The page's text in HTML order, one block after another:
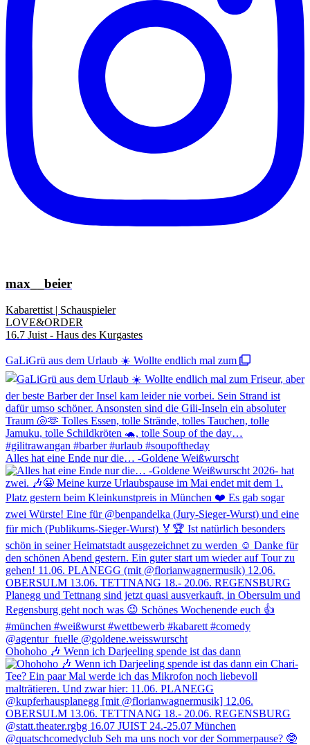
max__beier
Kabarettist | Schauspieler
LOVE&ORDER
16.7 Juist - Haus des Kurgastes
GaLiGrü aus dem Urlaub ☀️ Wollte endlich mal zum
Alles hat eine Ende nur die… -Goldene Weißwurscht
Ohohoho 🎶 Wenn ich Darjeeling spende ist das dann